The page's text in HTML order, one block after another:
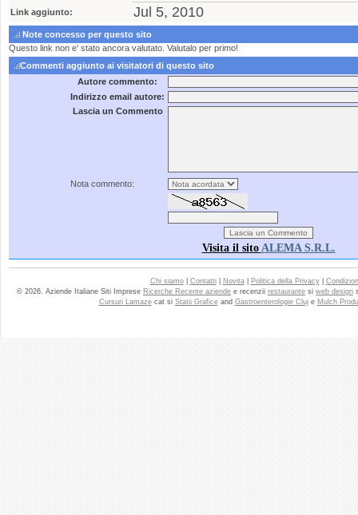
Link aggiunto: Jul 5, 2010
Note concesso per questo sito
Questo link non e' stato ancora valutato. Valutalo per primo!
Commenti aggiunto ai visitatori di questo sito
Autore commento:
Indirizzo email autore:
Lascia un Commento
Nota commento:
Visita il sito ALEMA S.R.L.
Chi siamo| Contatti| Novita| Politica della Privacy|
© 2026. Aziende Italiane Siti Imprese Ricerche Recente aziende e recenzii restaurante si web design
Cursuri Lamazecat si Statii Graficeand Gastroenterologie Cluje Mulch